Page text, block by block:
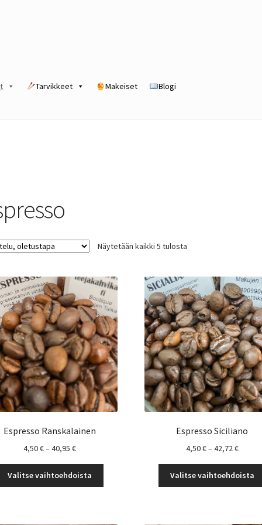
Tarvikkeet Makeiset Blogi
Näytetään kaikki 5 tulosta
Espresso Ranskalainen
4,50€–40,95€Hintaluokka:
-
40,95 €
Valitse vaihtoehdoista
muunnelma.
Espresso Siciliano
4,50€–42,72€
-
42,72 €
Valitse vaihtoehdoista